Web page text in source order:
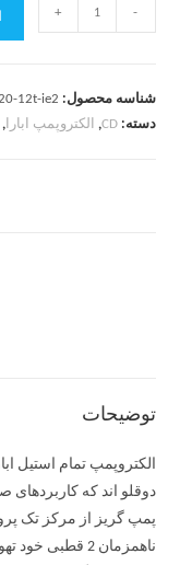
-
+
شناسه محصول: 12t-ie2
دسته:CD
, الکتروپمپ ابارا,
توضیحات
ناهمزمان 2 قطبی خود تهویه با تهویه داخلی است.